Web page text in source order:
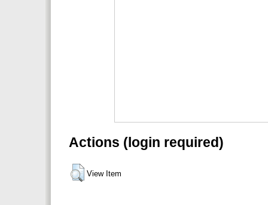
Actions (login required)
View Item